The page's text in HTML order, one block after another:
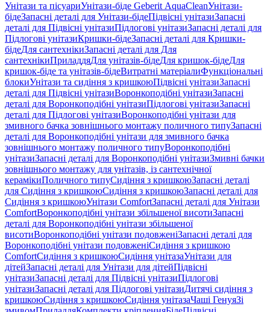
Унітази та пісуариУнітази-біде Geberit AquaCleanУнітази-
бідеЗапасні деталі для Унітази-бідеПідвісні унітазиЗапасні
деталі для Підвісні унітазиПідлогові унітазиЗапасні деталі для
Підлогові унітазиКришки-бідеЗапасні деталі для Кришки-
бідеДля сантехнікиЗапасні деталі для Для
сантехнікиПриладдяДля унітазів-бідеДля кришок-бідеДля
кришок-біде та унітазів-бідеВитратні матеріалиФункціональні
блокиУнітази та сидіння з кришкоюПідвісні унітазиЗапасні
деталі для Підвісні унітазиВоронкоподібні унітазиЗапасні
деталі для Воронкоподібні унітазиПідлогові унітазиЗапасні
деталі для Підлогові унітазиВоронкоподібні унітази для
змивного бачка зовнішнього монтажу поличного типуЗапасні
деталі для Воронкоподібні унітази для змивного бачка
зовнішнього монтажу поличного типуВоронкоподібні
унітазиЗапасні деталі для Воронкоподібні унітазиЗмивні бачки
зовнішнього монтажу для унітазів, із сантехнічної
керамікиПоличного типуСидіння з кришкоюЗапасні деталі
для Сидіння з кришкоюСидіння з кришкоюЗапасні деталі для
Сидіння з кришкоюУнітази ComfortЗапасні деталі для Унітази
ComfortВоронкоподібні унітази збільшеної висотиЗапасні
деталі для Воронкоподібні унітази збільшеної
висотиВоронкоподібні унітази подовженіЗапасні деталі для
Воронкоподібні унітази подовженіСидіння з кришкою
ComfortСидіння з кришкоюСидіння унітазаУнітази для
дітейЗапасні деталі для Унітази для дітейПідвісні
унітазиЗапасні деталі для Підвісні унітазиПідлогові
унітазиЗапасні деталі для Підлогові унітазиДитячі сидіння з
кришкоюСидіння з кришкоюСидіння унітазаЧаші ГенуяЗі